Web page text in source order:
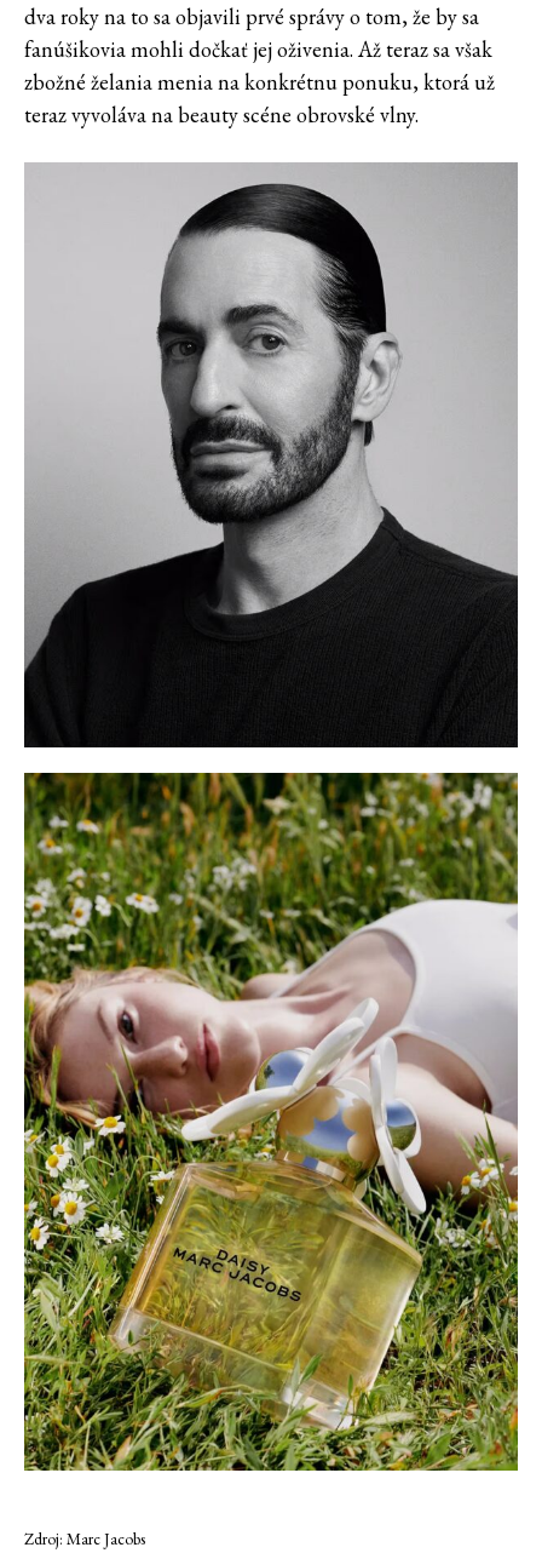
dva roky na to sa objavili prvé správy o tom, že by sa
fanúšikovia mohli dočkať jej oživenia. Až teraz sa však
zbožné želania menia na konkrétnu ponuku, ktorá už
teraz vyvoláva na beauty scéne obrovské vlny.
Zdroj: Marc Jacobs